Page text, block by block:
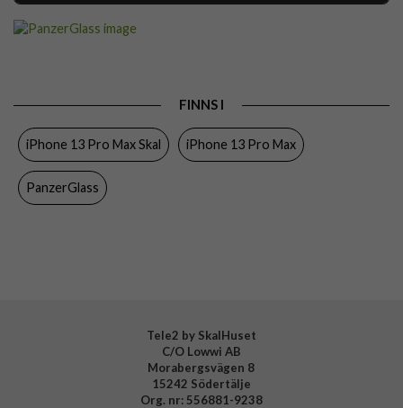
Antibakteriell, Trådlös laddning-kompatibel
Färg Genomskinlig, Grön
Varumärke
FINNS I
iPhone 13 Pro Max Skal iPhone 13 Pro Max
PanzerGlass
Tele2 by SkalHuset
C/O Lowwi AB
Morabergsvägen 8
15242 Södertälje
Org. nr: 556881-9238